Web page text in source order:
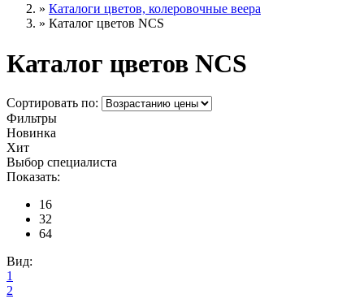
» Каталоги цветов, колеровочные веера
» Каталог цветов NCS
Каталог цветов NCS
Сортировать по:
Фильтры
Новинка
Хит
Выбор специалиста
Показать:
16
32
64
Вид:
1
2